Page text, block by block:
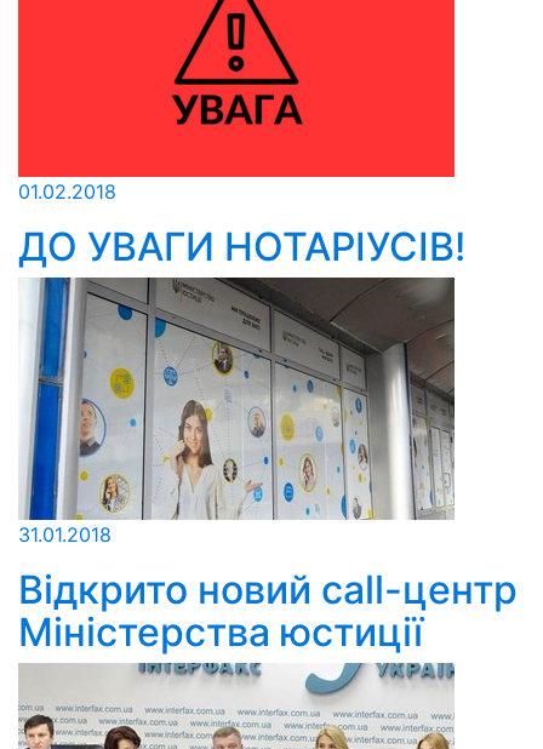
01.02.2018
ДО УВАГИ НОТАРІУСІВ!
31.01.2018
Відкрито новий call-центр
Міністерства юстиції